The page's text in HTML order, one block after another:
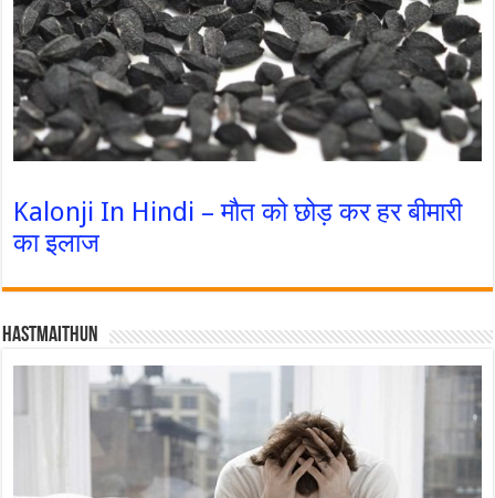
Kalonji In Hindi – मौत को छोड़ कर हर बीमारी
का इलाज
Hastmaithun